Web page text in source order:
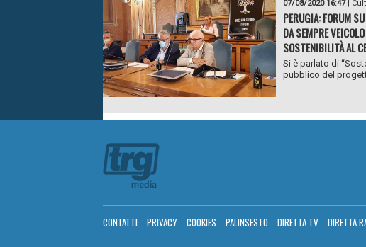
07/08/2020 16:47|
PERUGIA: FORUM
DA SEMPRE
SOSTENIBILITÀ AL
Si è parlato di
pubblico del
CONTATTI PRIVACY COOKIES PALINSESTO DIRETTA TV DIRETTA